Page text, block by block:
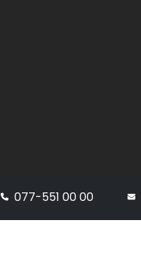
077-551 00 00